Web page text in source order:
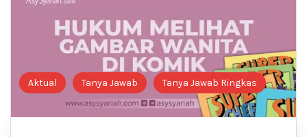
Aktual Tanya Jawab Tanya Jawab Ringkas